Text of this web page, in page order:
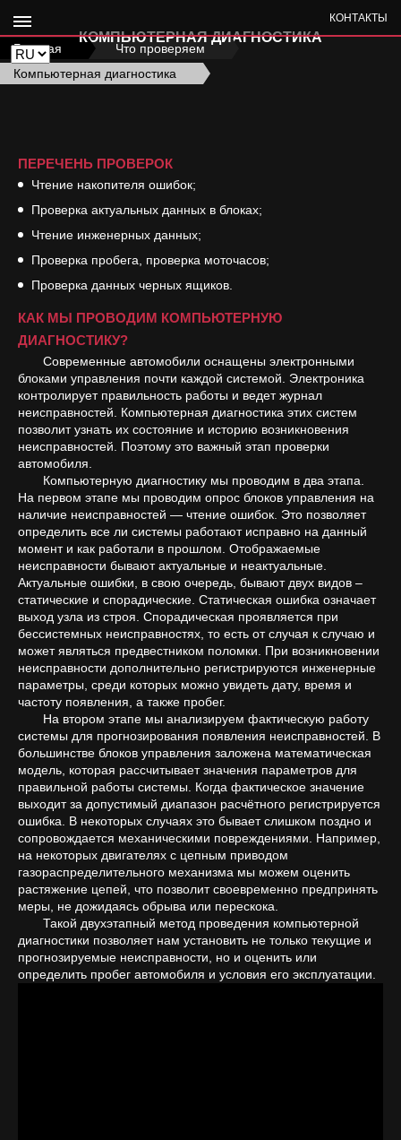
КОНТАКТЫ
КОМПЬЮТЕРНАЯ ДИАГНОСТИКА
Главная › Что проверяем
Компьютерная диагностика
ПЕРЕЧЕНЬ ПРОВЕРОК
Чтение накопителя ошибок;
Проверка актуальных данных в блоках;
Чтение инженерных данных;
Проверка пробега, проверка моточасов;
Проверка данных черных ящиков.
КАК МЫ ПРОВОДИМ КОМПЬЮТЕРНУЮ
ДИАГНОСТИКУ?
Современные автомобили оснащены электронными
блоками управления почти каждой системой. Электроника
контролирует правильность работы и ведет журнал
неисправностей. Компьютерная диагностика этих систем
позволит узнать их состояние и историю возникновения
неисправностей. Поэтому это важный этап проверки
автомобиля.
Компьютерную диагностику мы проводим в два этапа.
На первом этапе мы проводим опрос блоков управления на
наличие неисправностей — чтение ошибок. Это позволяет
определить все ли системы работают исправно на данный
момент и как работали в прошлом. Отображаемые
неисправности бывают актуальные и неактуальные.
Актуальные ошибки, в свою очередь, бывают двух видов –
статические и спорадические. Статическая ошибка означает
выход узла из строя. Спорадическая проявляется при
бессистемных неисправностях, то есть от случая к случаю и
может являться предвестником поломки. При возникновении
неисправности дополнительно регистрируются инженерные
параметры, среди которых можно увидеть дату, время и
частоту появления, а также пробег.
На втором этапе мы анализируем фактическую работу
системы для прогнозирования появления неисправностей. В
большинстве блоков управления заложена математическая
модель, которая рассчитывает значения параметров для
правильной работы системы. Когда фактическое значение
выходит за допустимый диапазон расчётного регистрируется
ошибка. В некоторых случаях это бывает слишком поздно и
сопровождается механическими повреждениями. Например,
на некоторых двигателях с цепным приводом
газораспределительного механизма мы можем оценить
растяжение цепей, что позволит своевременно предпринять
меры, не дожидаясь обрыва или перескока.
Такой двухэтапный метод проведения компьютерной
диагностики позволяет нам установить не только текущие и
прогнозируемые неисправности, но и оценить или
определить пробег автомобиля и условия его эксплуатации.